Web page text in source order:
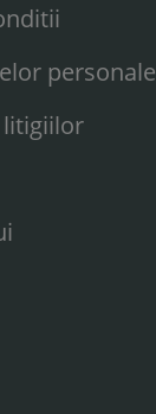
personale
litigiilor